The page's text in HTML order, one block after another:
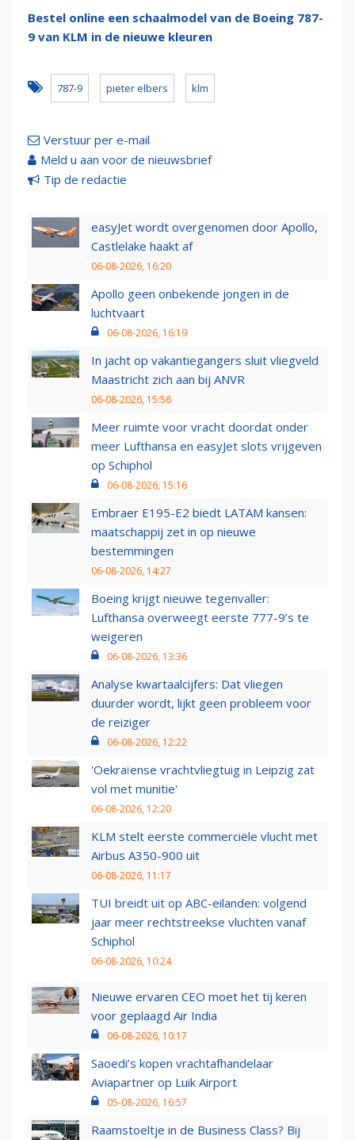
Bestel online een schaalmodel van de Boeing 787-
9 van KLM in de nieuwe kleuren
787-9 pieter elbers klm
Verstuur per e-mail
Meld u aan voor de nieuwsbrief
Tip de redactie
easyJet wordt overgenomen door Apollo,
Castlelake haakt af
06-08-2026, 16:20
Apollo geen onbekende jongen in de
luchtvaart
06-08-2026, 16:19
In jacht op vakantiegangers sluit vliegveld
Maastricht zich aan bij ANVR
06-08-2026, 15:56
Meer ruimte voor vracht doordat onder
meer Lufthansa en easyJet slots vrijgeven
op Schiphol
06-08-2026, 15:16
Embraer E195-E2 biedt LATAM kansen:
maatschappij zet in op nieuwe
bestemmingen
06-08-2026, 14:27
Boeing krijgt nieuwe tegenvaller:
Lufthansa overweegt eerste 777-9’s te
weigeren
06-08-2026, 13:36
Analyse kwartaalcijfers: Dat vliegen
duurder wordt, lijkt geen probleem voor
de reiziger
06-08-2026, 12:22
'Oekraïense vrachtvliegtuig in Leipzig zat
vol met munitie'
06-08-2026, 12:20
KLM stelt eerste commerciële vlucht met
Airbus A350-900 uit
06-08-2026, 11:17
TUI breidt uit op ABC-eilanden: volgend
jaar meer rechtstreekse vluchten vanaf
Schiphol
06-08-2026, 10:24
Nieuwe ervaren CEO moet het tij keren
voor geplaagd Air India
06-08-2026, 10:17
Saoedi’s kopen vrachtafhandelaar
Aviapartner op Luik Airport
05-08-2026, 16:57
Raamstoeltje in de Business Class? Bij